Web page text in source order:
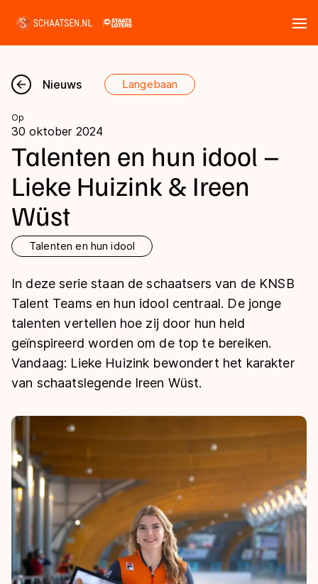
Nieuws
Kalender
Disciplines
Marathon
Langebaan
Inlineskaten
Kunstschaatsen
Schoonrijden
Natuurijs
Uitslagen
Langebaan
Shorttrack
Marathon
Inlineskaten
Kunstschaatsen
Tijden & historie
Ranglijsten Langebaan
Persoonlijke records & tijden
Historie & statistiek
De weg op
Inschrijven wedstrijden
Algemene Nederlandse Schaatstijd
Waar kan ik schaatsen en skaten?
Schaatsfans
Evenementen
Tickets
Livestreams
Word schaatsfan!
Winacties
Olympische Spelen
Olympische Spelen
Medaille overzicht
Medaillespiegel
Olympische uitslagen
Van Jong tot Goud verhalen
Nieuws Langebaan
Op
30 oktober 2024
Talenten en hun idool –
Lieke Huizink & Ireen
Wüst
Talenten en hun idool
In deze serie staan de schaatsers van de KNSB
Talent Teams en hun idool centraal. De jonge
talenten vertellen hoe zij door hun held
geïnspireerd worden om de top te bereiken.
Vandaag: Lieke Huizink bewondert het karakter
van schaatslegende Ireen Wüst.